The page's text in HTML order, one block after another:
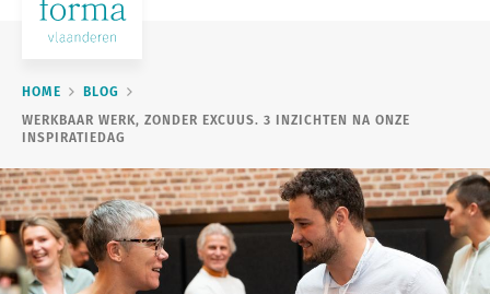
HOME
BLOG
WERKBAAR WERK, ZONDER EXCUUS. 3 INZICHTEN NA ONZE
INSPIRATIEDAG